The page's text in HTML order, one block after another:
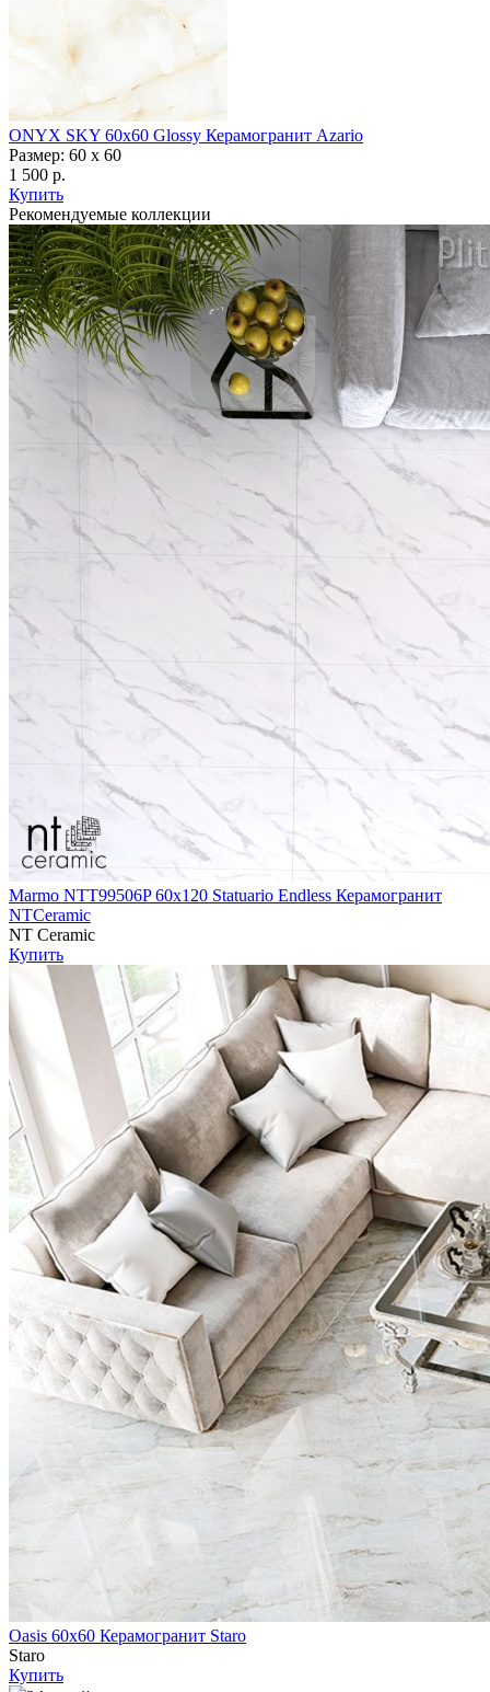
ONYX SKY 60х60 Glossy Керамогранит Azario
Размер: 60 x 60
1 500 р.
Купить
Рекомендуемые коллекции
Marmo NTT99506P 60х120 Statuario Endless Керамогранит
NTCeramic
NT Ceramic
Купить
Oasis 60х60 Керамогранит Staro
Staro
Купить